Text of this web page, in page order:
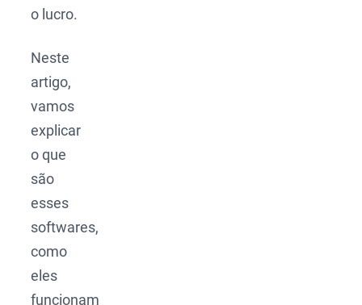
o lucro.
Neste
artigo,
vamos
explicar
o que
são
esses
softwares,
como
eles
funcionam